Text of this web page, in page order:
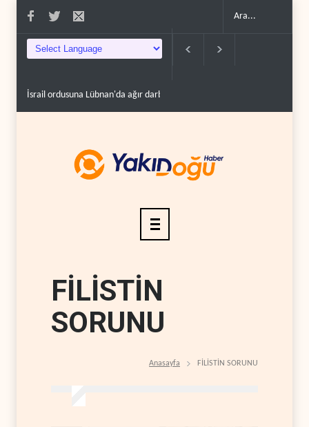
Maariv: Hizbullah oyunun kurallarını değiştiriyor..
FİLİSTİN
SORUNU
Anasayfa FİLİSTİN SORUNU